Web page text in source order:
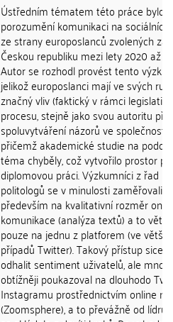
Ústředním tématem této práce bylo
porozumění komunikaci na
ze strany europoslanců zvolených za
Českou republiku mezi lety 2020 až
Autor se rozhodl provést tento
jelikož europoslanci mají ve svých
značný vliv (faktický v rámci
procesu, stejně jako svou autoritu při
spoluvytváření názorů ve společnosti),
přičemž akademické studie na
téma chyběly, což vytvořilo prostor
diplomovou práci. Výzkumníci z řad
politologů se v minulosti zaměřovali
především na kvalitativní rozměr
komunikace (analýza textů) a to
pouze na jednu z platforem (ve
případů Twitter). Takový přístup sice
odhalit sentiment uživatelů, ale
obtížněji poukazoval na dlouhodo
Instagramu prostřednictvím online
(Zoomsphere), a to převážně od lídrů